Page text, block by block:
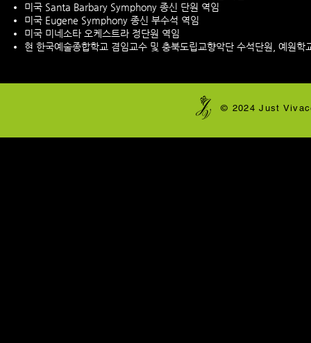
미국 Santa Barbary Symphony 종신 단원 역임
미국 Eugene Symphony 종신 부수석 역임
미국 미네소타 오케스트라 정단원 역임
현 한국예술종합학교 겸임교수 및 충북도립교향악단 수석단원, 예원
​© 2024 Just